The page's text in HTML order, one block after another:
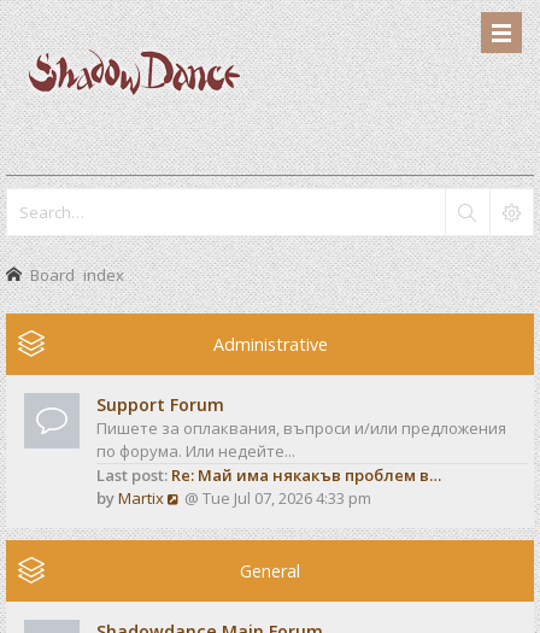
Board index
Administrative
Support Forum
Пишете за оплаквания, въпроси и/или предложения
по форума. Или недейте...
Last post: Re: Май има някакъв проблем в…
byMartix
V
e
@ Tue Jul 07, 2026 4:33 pm
General